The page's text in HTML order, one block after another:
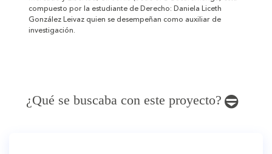
compuesto por la estudiante de Derecho: Daniela Liceth
González Leivaz quien se desempeñan como auxiliar de
investigación.
¿Qué se buscaba con este proyecto?